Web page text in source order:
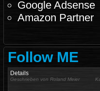
Google Adsense
Amazon Partner
Follow ME
Details
Geschrieben von Roland Meier